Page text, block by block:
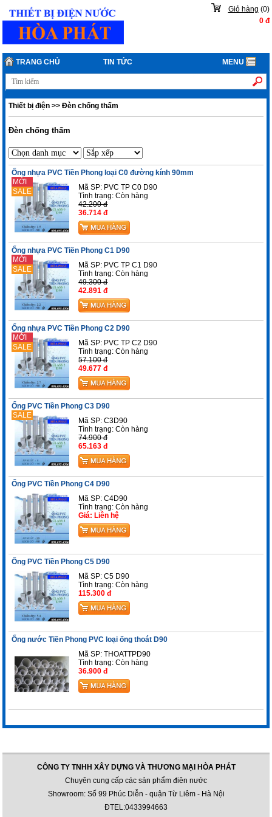
Giỏ hàng (0)
0đ
TRANG CHỦ TIN TỨC MENU
Thiết bị điện >>Đèn chống thấm
Đèn chống thấm
Ống nhựa PVC Tiền Phong loại C0 đường kính 90mm
MỚI
SALE
Mã SP: PVC TP C0 D90
Tình trạng:Còn hàng
42.200 đ
36.714 đ
Ống nhựa PVC Tiền Phong C1 D90
MỚI
SALE
Mã SP: PVC TP C1 D90
Tình trạng:Còn hàng
49.300 đ
42.891 đ
Ống nhựa PVC Tiền Phong C2 D90
MỚI
SALE
Mã SP: PVC TP C2 D90
Tình trạng:Còn hàng
57.100 đ
49.677 đ
Ống PVC Tiền Phong C3 D90
SALE
Mã SP: C3D90
Tình trạng:Còn hàng
74.900 đ
65.163 đ
Ống PVC Tiền Phong C4 D90
Mã SP: C4D90
Tình trạng:Còn hàng
Giá: Liên hệ
Ống PVC Tiền Phong C5 D90
Mã SP: C5 D90
Tình trạng:Còn hàng
115.300 đ
Ống nước Tiền Phong PVC loại ống thoát D90
Mã SP: THOATTPD90
Tình trạng:Còn hàng
36.900 đ
CÔNG TY TNHH XÂY DỰNG VÀ THƯƠNG MẠI HÒA PHÁT
Chuyên cung cấp các sản phẩm điên nước
Showroom: Số 99 Phúc Diễn - quận Từ Liêm - Hà Nội
ĐTEL:0433994663